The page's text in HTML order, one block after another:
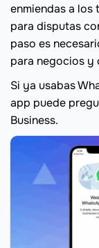
enmiendas a
para disputas
paso es
para negocios y
Si ya usabas
app puede
Business.